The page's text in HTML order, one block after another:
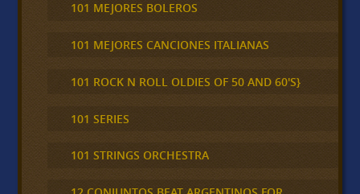
101 MEJORES BOLEROS
101 MEJORES CANCIONES ITALIANAS
101 ROCK N ROLL OLDIES OF 50 AND 60'S}
101 SERIES
101 STRINGS ORCHESTRA